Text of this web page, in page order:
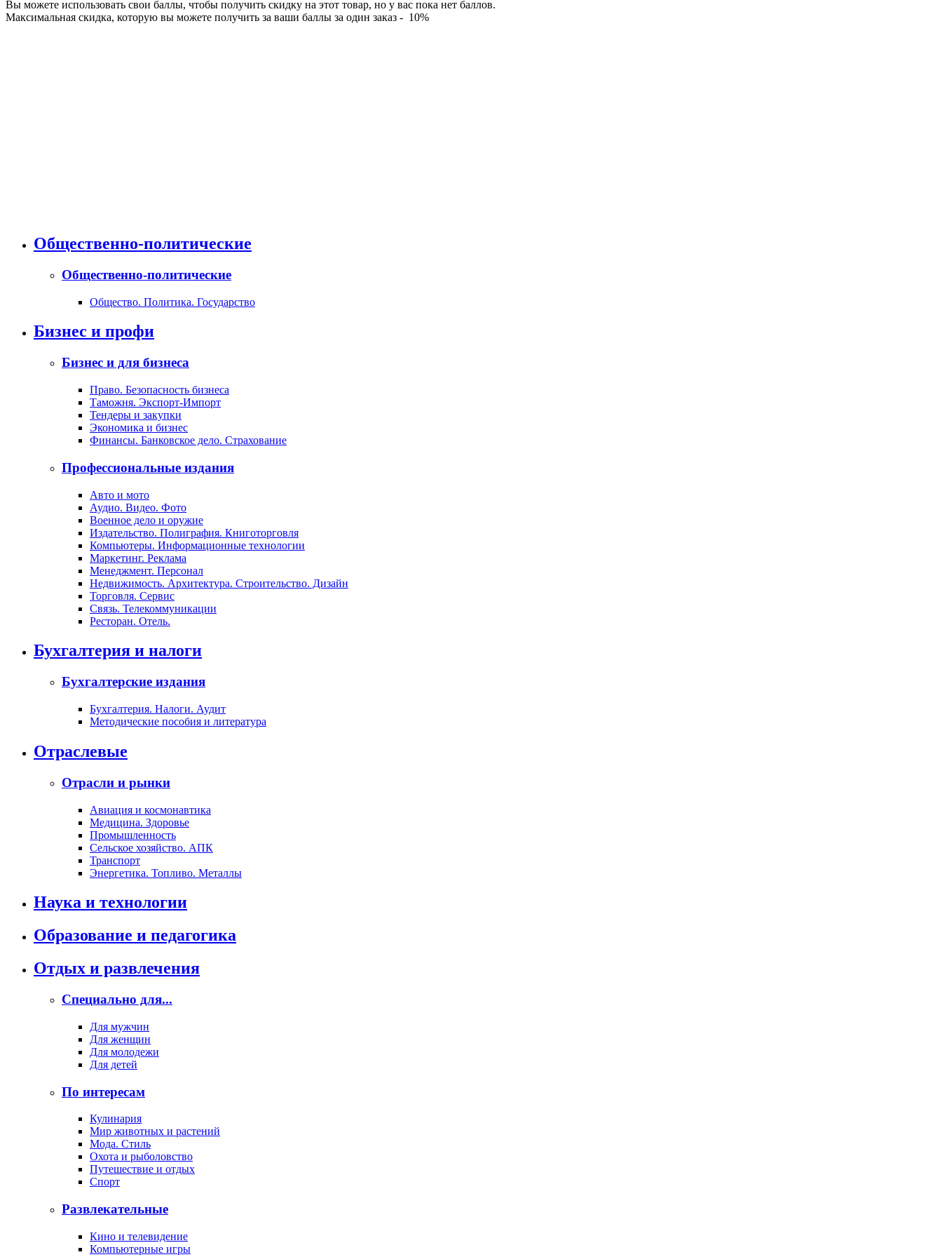
Вы можете использовать свои баллы, чтобы получить скидку на этот товар, но у вас пока нет баллов.
Максимальная скидка, которую вы можете получить за ваши баллы за один заказ - 10%
Общественно-политические
Общественно-политические
Общество. Политика. Государство
Бизнес и профи
Бизнес и для бизнеса
Право. Безопасность бизнеса
Таможня. Экспорт-Импорт
Тендеры и закупки
Экономика и бизнес
Финансы. Банковское дело. Страхование
Профессиональные издания
Авто и мото
Аудио. Видео. Фото
Военное дело и оружие
Издательство. Полиграфия. Книготорговля
Компьютеры. Информационные технологии
Маркетинг. Реклама
Менеджмент. Персонал
Недвижимость. Архитектура. Строительство. Дизайн
Торговля. Сервис
Связь. Телекоммуникации
Ресторан. Отель.
Бухгалтерия и налоги
Бухгалтерские издания
Бухгалтерия. Налоги. Аудит
Методические пособия и литература
Отраслевые
Отрасли и рынки
Авиация и космонавтика
Медицина. Здоровье
Промышленность
Сельское хозяйство. АПК
Транспорт
Энергетика. Топливо. Металлы
Наука и технологии
Образование и педагогика
Отдых и развлечения
Специально для...
Для мужчин
Для женщин
Для молодежи
Для детей
По интересам
Кулинария
Мир животных и растений
Мода. Стиль
Охота и рыболовство
Путешествие и отдых
Спорт
Развлекательные
Кино и телевидение
Компьютерные игры